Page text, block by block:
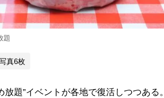
題
真6枚
題”イベントが各地で復活しつつある。